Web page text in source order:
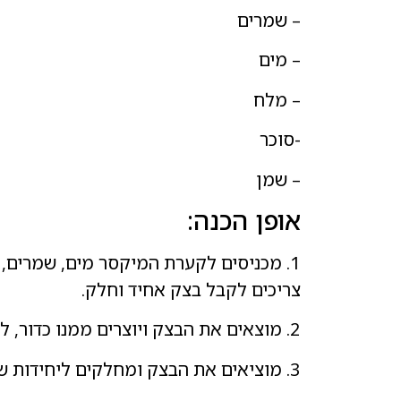
– שמרים
– מים
– מלח
-סוכר
– שמן
אופן הכנה:
צריכים לקבל בצק אחיד וחלק.
2. מוצאים את הבצק ויוצרים ממנו כדור, לאחר מכן מניחים בקערה מכוסה לפתיחה של כחצי שעה- שעה (תלוי בטמפרטורה)
3. מוציאים את הבצק ומחלקים ליחידות שוות לפי מספר הרצועות הנדרשות